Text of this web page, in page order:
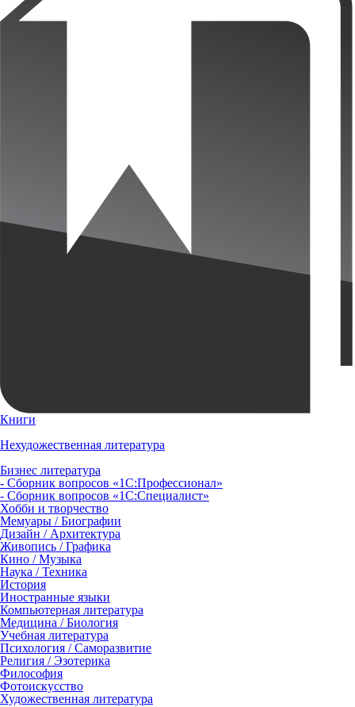
Книги
Нехудожественная литература
Бизнес литература
- Сборник вопросов «1С:Профессионал»
- Сборник вопросов «1С:Специалист»
Хобби и творчество
Мемуары / Биографии
Дизайн / Архитектура
Живопись / Графика
Кино / Музыка
Наука / Техника
История
Иностранные языки
Компьютерная литература
Медицина / Биология
Учебная литература
Психология / Саморазвитие
Религия / Эзотерика
Философия
Фотоискусство
Художественная литература